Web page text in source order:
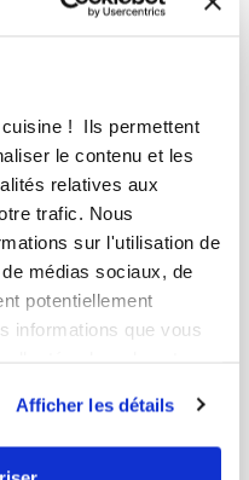
! Ils permettent
le contenu et les
relatives aux
trafic. Nous
sur l'utilisation de
médias sociaux, de
potentiellement
informations que vous
Afficher les détails